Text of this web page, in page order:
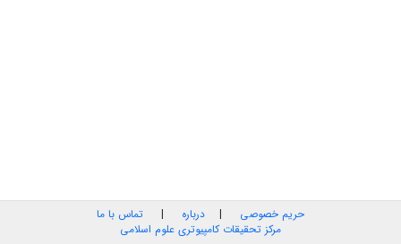
حریم خصوصی | درباره | تماس با ما
مرکز تحقیقات کامپیوتری علوم اسلامی